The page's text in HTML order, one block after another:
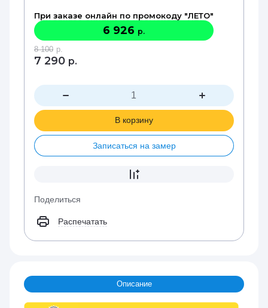
При заказе онлайн по промокоду "ЛЕТО"
6 926 р.
8 100 р.
7 290 р.
В корзину
Записаться на замер
Поделиться
Распечатать
Описание